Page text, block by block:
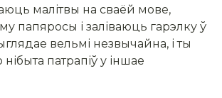
малітвы на сваёй мове,
папяросы і заліваюць гарэлку ў
вельмі незвычайна, і ты
патрапіў у іншае